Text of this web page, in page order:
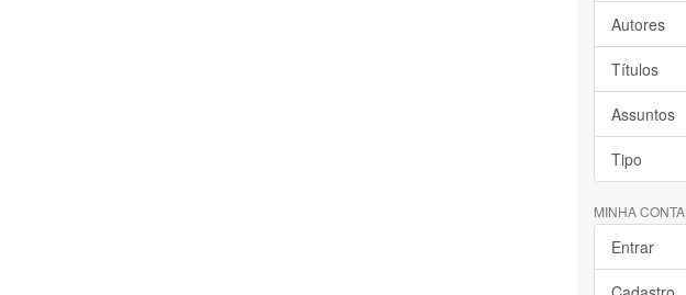
Autores
Títulos
Assuntos
Tipo
MINHA CONTA
Entrar